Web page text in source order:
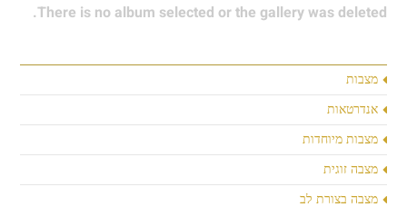
מצבות
אנדרטאות
מצבות מיוחדות
מצבה זוגית
מצבה בצורת לב
There is no album selected or the gallery was deleted.